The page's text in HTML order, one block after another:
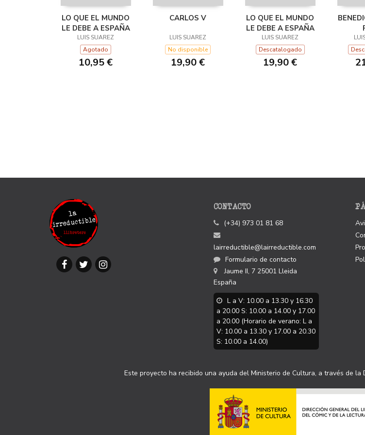
LO QUE EL MUNDO
LE DEBE A ESPAÑA
LUIS SUAREZ
Agotado
10,95 €
CARLOS V
LUIS SUAREZ
No disponible
19,90 €
LO QUE EL MUNDO
LE DEBE A ESPAÑA
LUIS SUAREZ
Descatalogado
19,90 €
CONTACTO
(+34) 973 01 81 68
lairreductible@lairreductible.com
Formulario de contacto
Jaume II, 7 25001 Lleida
España
L a V: 10.00 a 13.30 y 16.30
a 20.00 S: 10.00 a 14.00 y 17.00
a 20.00 (Horario de verano: L a
V: 10.00 a 13.30 y 17.00 a 20.30
S: 10.00 a 14.00)
Este proyecto ha recibido una ayuda del Ministerio de Cultura, a través de